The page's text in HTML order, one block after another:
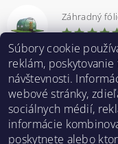
Záhradný
Súbory cookie
reklám,
návštevnosti.
webové stránky,
sociálnych médií,
informácie
poskytnete alebo